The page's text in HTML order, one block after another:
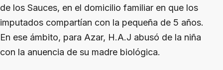
de los Sauces, en el domicilio familiar en que los
imputados compartían con la pequeña de 5 años.
En ese ámbito, para Azar, H.A.J abusó de la niña
con la anuencia de su madre biológica.